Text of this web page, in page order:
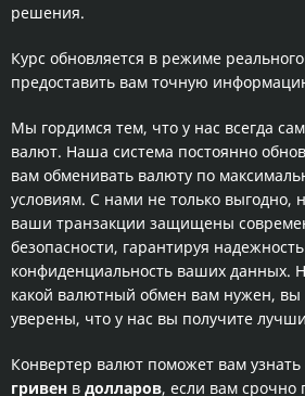
решения.
Курс обновляется в режиме
предоставить вам точную
Мы гордимся тем, что у нас всегда
валют. Наша система постоянно
вам обменивать валюту по
условиям. С нами не только выгодно,
ваши транзакции защищены
безопасности, гарантируя
конфиденциальность ваших данных.
какой валютный обмен вам нужен,
уверены, что у нас вы получите
Конвертер валют поможет вам узнать
гривен в долларов, если вам срочно